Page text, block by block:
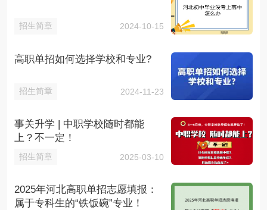
招生简章 2024-10-15
高职单招如何选择学校和专业?
招生简章 2024-11-23
事关升学 | 中职学校随时都能
上？不一定！
招生简章 2025-03-10
2025年河北高职单招志愿填报：
属于专科生的“铁饭碗”专业！